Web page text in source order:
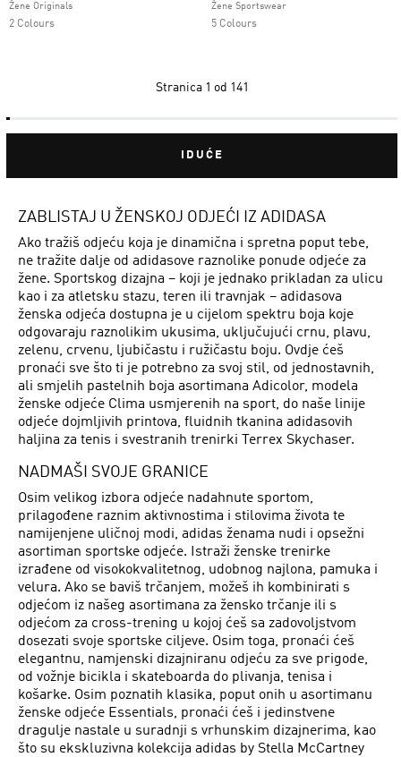
Žene Originals
2 Colours
Žene Sportswear
5 Colours
Stranica 1 od 141
IDUĆE
ZABLISTAJ U ŽENSKOJ ODJEĆI IZ ADIDASA
Ako tražiš odjeću koja je dinamična i spretna poput tebe,
ne tražite dalje od adidasove raznolike ponude odjeće za
žene. Sportskog dizajna – koji je jednako prikladan za ulicu
kao i za atletsku stazu, teren ili travnjak – adidasova
ženska odjeća dostupna je u cijelom spektru boja koje
odgovaraju raznolikim ukusima, uključujući crnu, plavu,
zelenu, crvenu, ljubičastu i ružičastu boju. Ovdje ćeš
pronaći sve što ti je potrebno za svoj stil, od jednostavnih,
ali smjelih pastelnih boja asortimana Adicolor, modela
ženske odjeće Clima usmjerenih na sport, do naše linije
odjeće dojmljivih printova, fluidnih tkanina adidasovih
haljina za tenis i svestranih trenirki Terrex Skychaser.
NADMAŠI SVOJE GRANICE
Osim velikog izbora odjeće nadahnute sportom,
prilagođene raznim aktivnostima i stilovima života te
namijenjene uličnoj modi, adidas ženama nudi i opsežni
asortiman sportske odjeće. Istraži ženske trenirke
izrađene od visokokvalitetnog, udobnog najlona, pamuka i
velura. Ako se baviš trčanjem, možeš ih kombinirati s
odjećom iz našeg asortimana za žensko trčanje ili s
odjećom za cross-trening u kojoj ćeš sa zadovoljstvom
dosezati svoje sportske ciljeve. Osim toga, pronaći ćeš
elegantnu, namjenski dizajniranu odjeću za sve prigode,
od vožnje bicikla i skateboarda do plivanja, tenisa i
košarke. Osim poznatih klasika, poput onih u asortimanu
ženske odjeće Essentials, pronaći ćeš i jedinstvene
dragulje nastale u suradnji s vrhunskim dizajnerima, kao
što su ekskluzivna kolekcija adidas by Stella McCartney